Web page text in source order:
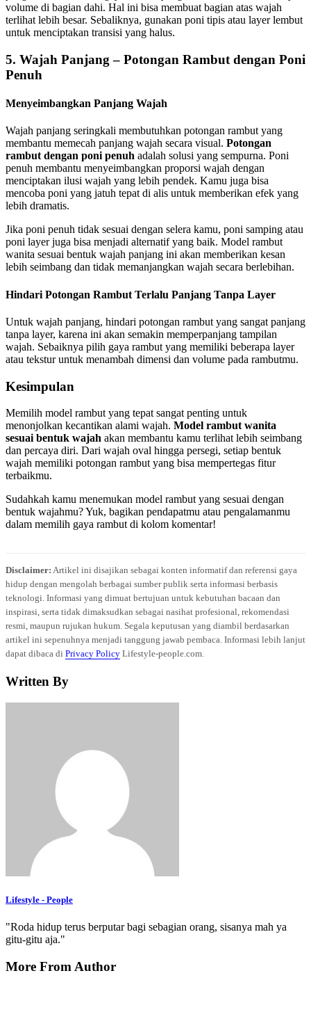
volume di bagian dahi. Hal ini bisa membuat bagian atas wajah
terlihat lebih besar. Sebaliknya, gunakan poni tipis atau layer lembut
untuk menciptakan transisi yang halus.
5. Wajah Panjang – Potongan Rambut dengan Poni
Penuh
Menyeimbangkan Panjang Wajah
Wajah panjang seringkali membutuhkan potongan rambut yang
membantu memecah panjang wajah secara visual. Potongan
rambut dengan poni penuh adalah solusi yang sempurna. Poni
penuh membantu menyeimbangkan proporsi wajah dengan
menciptakan ilusi wajah yang lebih pendek. Kamu juga bisa
mencoba poni yang jatuh tepat di alis untuk memberikan efek yang
lebih dramatis.
Jika poni penuh tidak sesuai dengan selera kamu, poni samping atau
poni layer juga bisa menjadi alternatif yang baik. Model rambut
wanita sesuai bentuk wajah panjang ini akan memberikan kesan
lebih seimbang dan tidak memanjangkan wajah secara berlebihan.
Hindari Potongan Rambut Terlalu Panjang Tanpa Layer
Untuk wajah panjang, hindari potongan rambut yang sangat panjang
tanpa layer, karena ini akan semakin memperpanjang tampilan
wajah. Sebaiknya pilih gaya rambut yang memiliki beberapa layer
atau tekstur untuk menambah dimensi dan volume pada rambutmu.
Kesimpulan
Memilih model rambut yang tepat sangat penting untuk
menonjolkan kecantikan alami wajah. Model rambut wanita
sesuai bentuk wajah akan membantu kamu terlihat lebih seimbang
dan percaya diri. Dari wajah oval hingga persegi, setiap bentuk
wajah memiliki potongan rambut yang bisa mempertegas fitur
terbaikmu.
Sudahkah kamu menemukan model rambut yang sesuai dengan
bentuk wajahmu? Yuk, bagikan pendapatmu atau pengalamanmu
dalam memilih gaya rambut di kolom komentar!
Disclaimer: Artikel ini disajikan sebagai konten informatif dan referensi gaya
hidup dengan mengolah berbagai sumber publik serta informasi berbasis
teknologi. Informasi yang dimuat bertujuan untuk kebutuhan bacaan dan
inspirasi, serta tidak dimaksudkan sebagai nasihat profesional, rekomendasi
resmi, maupun rujukan hukum. Segala keputusan yang diambil berdasarkan
artikel ini sepenuhnya menjadi tanggung jawab pembaca. Informasi lebih lanjut
dapat dibaca di Privacy Policy Lifestyle-people.com.
Written By
Lifestyle - People
"Roda hidup terus berputar bagi sebagian orang, sisanya mah ya
gitu-gitu aja."
More From Author